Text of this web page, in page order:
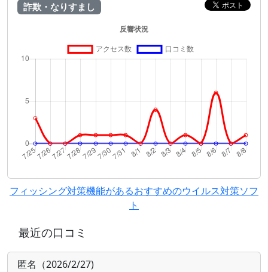
詐欺・なりすまし
フィッシング対策機能があるおすすめのウイルス対策ソフ
ト
最近の口コミ
匿名（2026/2/27)